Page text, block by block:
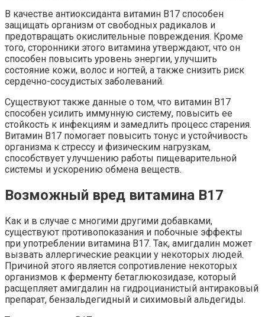
В качестве антиоксиданта витамин В17 способен
защищать организм от свободных радикалов и
предотвращать окислительные повреждения. Кроме
того, сторонники этого витамина утверждают, что он
способен повысить уровень энергии, улучшить
состояние кожи, волос и ногтей, а также снизить риск
сердечно-сосудистых заболеваний.
Существуют также данные о том, что витамин В17
способен усилить иммунную систему, повысить ее
стойкость к инфекциям и замедлить процесс старения.
Витамин В17 помогает повысить тонус и устойчивость
организма к стрессу и физическим нагрузкам,
способствует улучшению работы пищеварительной
системы и ускорению обмена веществ.
Возможный вред витамина В17
Как и в случае с многими другими добавками,
существуют противопоказания и побочные эффекты
при употреблении витамина В17. Так, амигдалин может
вызвать аллергические реакции у некоторых людей.
Причиной этого является сопротивление некоторых
организмов к ферменту бетаглюкозидазе, который
расщепляет амигдалин на гидроцианистый антираковый
препарат, бензальдегидный и сихимовый альдегиды.